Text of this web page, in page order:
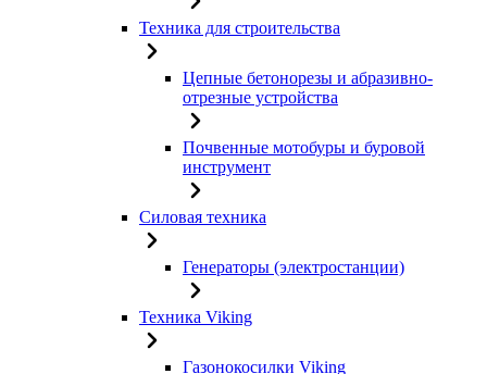
Техника для строительства
Цепные бетонорезы и абразивно-
отрезные устройства
Почвенные мотобуры и буровой
инструмент
Силовая техника
Генераторы (электростанции)
Техника Viking
Газонокосилки Viking